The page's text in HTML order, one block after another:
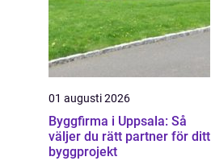
01 augusti 2026
Byggfirma i Uppsala: Så
väljer du rätt partner för ditt
byggprojekt